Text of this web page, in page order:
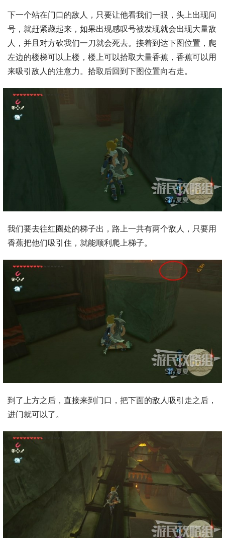
下一个站在门口的敌人，只要让他看我们一眼，头上出现问
号，就赶紧藏起来，如果出现感叹号被发现就会出现大量敌
人，并且对方砍我们一刀就会死去。接着到达下图位置，爬
左边的楼梯可以上楼，楼上可以拾取大量香蕉，香蕉可以用
来吸引敌人的注意力。拾取后回到下图位置向右走。
我们要去往红圈处的梯子出，路上一共有两个敌人，只要用
香蕉把他们吸引住，就能顺利爬上梯子。
到了上方之后，直接来到门口，把下面的敌人吸引走之后，
进门就可以了。